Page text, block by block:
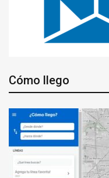
Cómo llego